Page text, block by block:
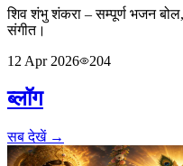
शिव शंभु शंकरा – सम्पूर्ण भजन
संगीत।
12 Apr 2026
204
ब्लॉग
सब देखें →